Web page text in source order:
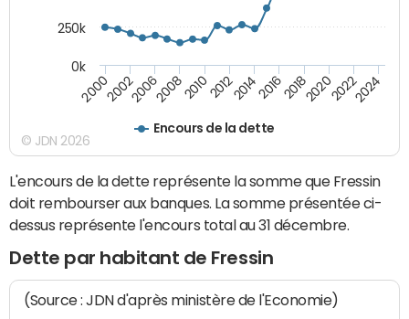
Encours de la dette
200020022006200820102012201420162018202020222024
0k
250k
© JDN 2026
L'encours de la dette représente la somme que Fressin
doit rembourser aux banques. La somme présentée ci-
dessus représente l'encours total au 31 décembre.
Dette par habitant de Fressin
(Source : JDN d'après ministère de l'Economie)